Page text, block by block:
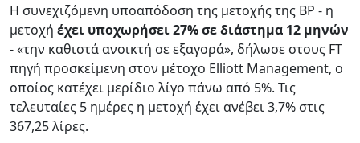
Η συνεχιζόμενη υποαπόδοση της μετοχής της BP - η
μετοχή έχει υποχωρήσει 27% σε διάστημα 12 μηνών
- «την καθιστά ανοικτή σε εξαγορά», δήλωσε στους FT
πηγή προσκείμενη στον μέτοχο Elliott Management, ο
οποίος κατέχει μερίδιο λίγο πάνω από 5%. Τις
τελευταίες 5 ημέρες η μετοχή έχει ανέβει 3,7% στις
367,25 λίρες.